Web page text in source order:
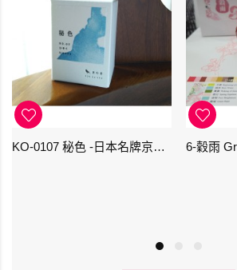
KO-0107 秘色 -日本名牌京の音樽裝鋼筆墨水 4573356130234 - 40ml